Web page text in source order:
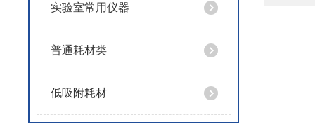
实验室常用仪器
普通耗材类
低吸附耗材